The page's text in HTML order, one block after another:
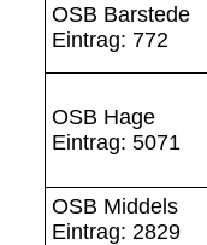
OSB Barstede
Eintrag: 772
OSB Hage
Eintrag: 5071
OSB Middels
Eintrag: 2829